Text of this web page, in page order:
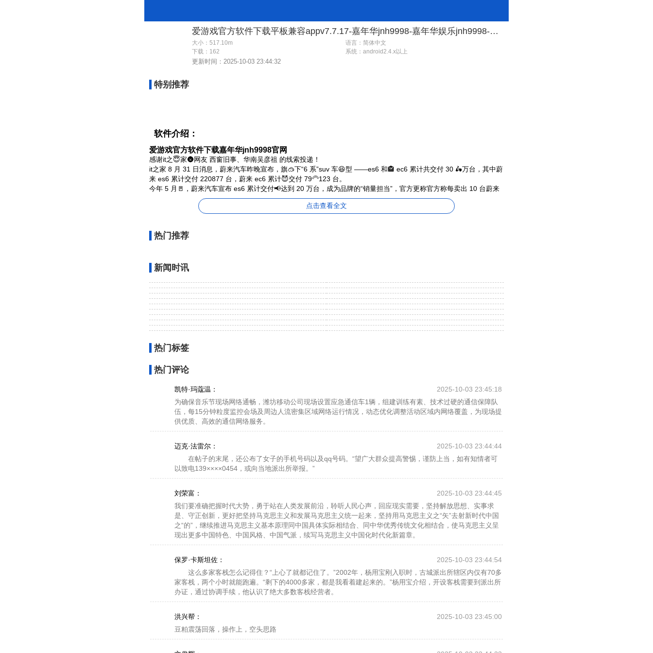
爱游戏官方软件下载平板兼容appv7.7.17-嘉年华jnh9998-嘉年华娱乐jnh9998-嘉年华国际jnh9998
大小：517.10m
语言：简体中文
下载： 162 系统： android2.4.x以上
更新时间：2025-10-03 23:44:32
特别推荐
软件介绍：
爱游戏官方软件下载嘉年华jnh9998官网
感谢it之😇家🌚网友 西窗旧事、华南吴彦祖 的线索投递！
it之家 8 月 31 日消息，蔚来汽车昨晚宣布，旗🥽下“6 系”suv 车😆型 ——es6 和🏤 ec6 累计共交付 30 🛵万台，其中蔚
来 es6 累计交付 220877 台，蔚来 ec6 累计😈交付 79🦳123 台。
今年 5 月🚪，蔚来汽车宣布 es6 累计交付📢达到 20 万台，成为品牌的“销量担当”，官方更称官方称每卖出 10 台蔚来
就有 4 台是 es6。
it之家汇总两款车型主要信息如下：
该车内饰采用可再生藤木以及 hapetx 生物基合成皮进🍘行包覆，还用柔光同色装饰件取代了常规镀铬装饰，配备女王
该车可选不同容量的动力电池组，搭载标准续🏎航😨电池包（75kwh）cltc 续航为 500 km，搭载长续航电池包
🧝，后电机功率 210 千瓦，综合扭矩 700n・m，百公里加速时间为 4.4 秒。该车同样可选🏬 75🕡kwh / 100kwh /
150kwh😞 电池，cltc 续航分别为 505km、630km、935km。
⏪
广告声明：文内含有的对外跳转链接🥭（包括不限于超链接、二维码、口令等形式），用于传递更多信息，节省甄选时
👘
更具挑战的是清除隧道内的有害气体。项目部安装了煤矿安全监控系统，对隧道内硫化氢、甲烷、一氧化碳有害气
体浓度、涌出量等进行全天实时自动监测、报警。“我们24小时不间断压入式通风，稀释掌子面气体，严格落实防爆施
工措施，确保了零事故。”何旭说。
二产用电量的增长通常与工业生产活动的增加有关，这可能意味着对钢材的需求增加，三产用电量的增长，尤其是服务
业和商业活动的增加，也可能带动建筑业和基础设施建设的需求，进而增加对钢材的需求
大大提高了社区医疗水平。如今，徐连波所在的卫生服务站已有5位全科医生。徐连波本是儿科医生，2005年参加培训
后成为全科医生。为了提高业务能力，他在工作之余刻苦钻研内、外、妇等学科。
3年前，乐道的筹备阶段，正是电池价格飞涨的时期，正因为电池成本高，乐道总裁艾铁成就表示，团队从一开始就选
择了“死磕电耗”
点击查看全文
热门推荐
新闻时讯
热门标签
热门评论
凯特·玛蔻温：
2025-10-03 23:45:18
为确保音乐节现场网络通畅，潍坊移动公司现场设置应急通信车1辆，组建训练有素、技术过硬的通信保障队
伍，每15分钟粒度监控会场及周边人流密集区域网络运行情况，动态优化调整活动区域内网络覆盖，为现场提
供优质、高效的通信网络服务。
迈克·法雷尔：
2025-10-03 23:44:44
在帖子的末尾，还公布了女子的手机号码以及qq号码。“望广大群众提高警惕，谨防上当，如有知情者可
以致电139××××0454，或向当地派出所举报。”
刘荣富：
2025-10-03 23:44:45
我们要准确把握时代大势，勇于站在人类发展前沿，聆听人民心声，回应现实需要，坚持解放思想、实事求
是、守正创新，更好把坚持马克思主义和发展马克思主义统一起来，坚持用马克思主义之“矢”去射新时代中国
之“的”，继续推进马克思主义基本原理同中国具体实际相结合、同中华优秀传统文化相结合，使马克思主义呈
现出更多中国特色、中国风格、中国气派，续写马克思主义中国化时代化新篇章。
保罗·卡斯坦佐：
2025-10-03 23:44:54
这么多家客栈怎么记得住？“上心了就都记住了。”2002年，杨用宝刚入职时，古城派出所辖区内仅有70多
家客栈，两个小时就能跑遍。“剩下的4000多家，都是我看着建起来的。”杨用宝介绍，开设客栈需要到派出所
办证，通过协调手续，他认识了绝大多数客栈经营者。
洪兴帮：
2025-10-03 23:45:00
豆粕震荡回落，操作上，空头思路